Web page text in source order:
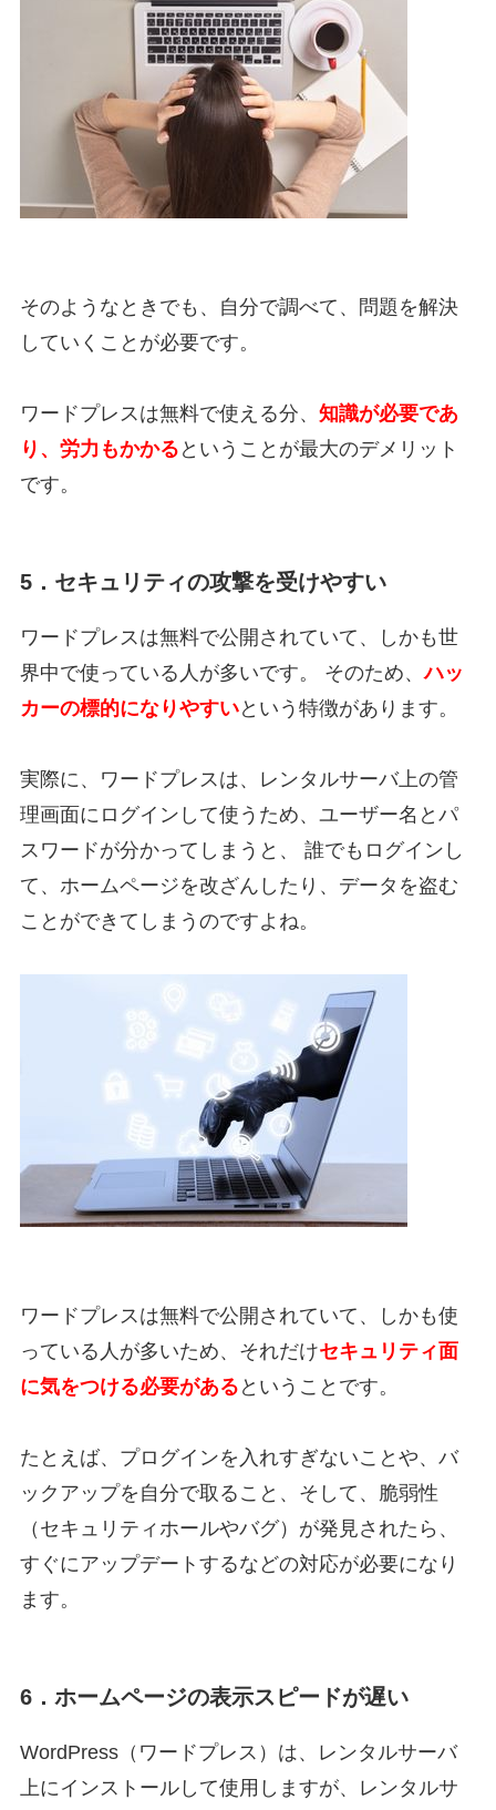
そのようなときでも、自分で調べて、問題を解決
していくことが必要です。
ワードプレスは無料で使える分、 知識が必要であ
り、労力もかかる ということが最大のデメリット
です。
5．セキュリティの攻撃を受けやすい
ワードプレスは無料で公開されていて、しかも世
界中で使っている人が多いです。 そのため、ハッ
カーの標的になりやすいという特徴があります。
実際に、ワードプレスは、レンタルサーバ上の管
理画面にログインして使うため、ユーザー名とパ
スワードが分かってしまうと、 誰でもログインし
て、ホームページを改ざんしたり、データを盗む
ことができてしまうのですよね。
ワードプレスは無料で公開されていて、しかも使
っている人が多いため、それだけセキュリティ面
に気をつける必要がある ということです。
たとえば、プログインを入れすぎないことや、バ
ックアップを自分で取ること、そして、脆弱性
（セキュリティホールやバグ）が発見されたら、
すぐにアップデートするなどの対応が必要になり
ます。
6．ホームページの表示スピードが遅い
WordPress（ワードプレス）は、レンタルサーバ
上にインストールして使用しますが、レンタルサ